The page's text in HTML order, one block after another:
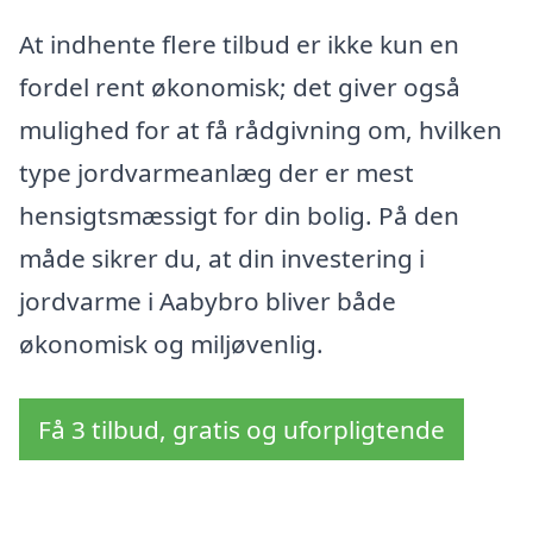
At indhente flere tilbud er ikke kun en
fordel rent økonomisk; det giver også
mulighed for at få rådgivning om, hvilken
type jordvarmeanlæg der er mest
hensigtsmæssigt for din bolig. På den
måde sikrer du, at din investering i
jordvarme i Aabybro bliver både
økonomisk og miljøvenlig.
Få 3 tilbud, gratis og uforpligtende